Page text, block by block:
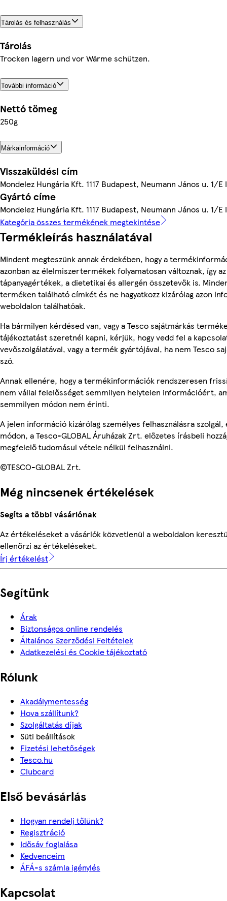
Tárolás és felhasználás
Tárolás
Trocken lagern und vor Wärme schützen.
További információ
Nettó tömeg
250g
Márkainformáció
Visszaküldési cím
Mondelez Hungária Kft. 1117 Budapest, Neumann János u. 1/E
Gyártó címe
Mondelez Hungária Kft. 1117 Budapest, Neumann János u. 1/E
Kategória összes termékének megtekintése
Termékleírás használatával
Mindent megteszünk annak érdekében, hogy a
azonban az élelmiszertermékek folyamatosan változnak, így
tápanyagértékek, a dietetikai és allergén összetevők is.
terméken található címkét és ne hagyatkozz kizárólag azon
weboldalon találhatóak.
Ha bármilyen kérdésed van, vagy a Tesco sajátmárkás
tájékoztatást szeretnél kapni, kérjük, hogy vedd fel a
vevőszolgálatával, vagy a termék gyártójával, ha nem Tesco
szó.
Annak ellenére, hogy a termékinformációk rendszeresen
nem vállal felelősséget semmilyen helytelen információért,
semmilyen módon nem érinti.
A jelen információ kizárólag személyes felhasználásra
módon, a Tesco-GLOBAL Áruházak Zrt. előzetes írásbeli
megfelelő tudomásul vétele nélkül felhasználni.
©TESCO-GLOBAL Zrt.
Még nincsenek értékelések
Segíts a többi vásárlónak
Az értékeléseket a vásárlók közvetlenül a weboldalon
ellenőrzi az értékeléseket.
Írj értékelést
Segítünk
Árak
Biztonságos online rendelés
Általános Szerződési Feltételek
Adatkezelési és Cookie tájékoztató
Rólunk
Akadálymentesség
Hova szállítunk?
Szolgáltatás díjak
Süti beállítások
Fizetési lehetőségek
Tesco.hu
Clubcard
Első bevásárlás
Hogyan rendelj tőlünk?
Regisztráció
Idősáv foglalása
Kedvenceim
ÁFÁ-s számla igénylés
Kapcsolat